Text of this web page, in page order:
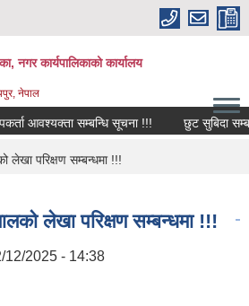
नगर कार्यपालिकाको कार्यालय
नेपाल
आवश्यक्ता सम्बन्धि सूचना !!! छुट सुबिदा सम्बन्धि
परिक्षण सम्बन्धमा !!!
लेखा परिक्षण सम्बन्धमा !!!
12/2025 - 14:38